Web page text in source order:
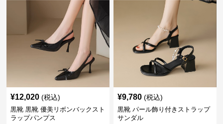
¥12,020 (税込)
黒靴 黒靴 優美リボンバックスト
ラップパンプス
¥9,780 (税込)
黒靴 パール飾り付きストラップ
サンダル